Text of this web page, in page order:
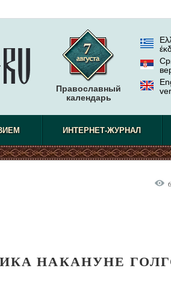
Православный
календарь
ИНТЕРНЕТ-ЖУРНАЛ
НАКАНУНЕ